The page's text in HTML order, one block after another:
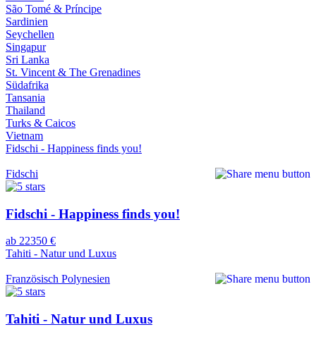
São Tomé & Príncipe
Sardinien
Seychellen
Singapur
Sri Lanka
St. Vincent & The Grenadines
Südafrika
Tansania
Thailand
Turks & Caicos
Vietnam
Fidschi - Happiness finds you!
Fidschi
Fidschi - Happiness finds you!
ab 22350 €
Tahiti - Natur und Luxus
Französisch Polynesien
Tahiti - Natur und Luxus